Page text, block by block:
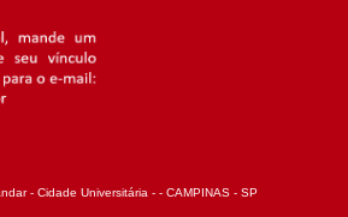
- Cidade Universitária - - CAMPINAS - SP